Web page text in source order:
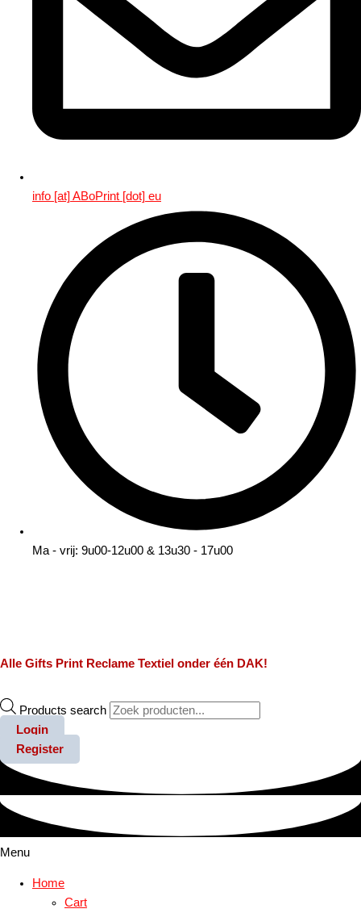
info [at] ABoPrint [dot] eu
Ma - vrij: 9u00-12u00 & 13u30 - 17u00
Alle Gifts Print Reclame Textiel onder één DAK!
Products search
Login
Register
Menu
Home
Cart